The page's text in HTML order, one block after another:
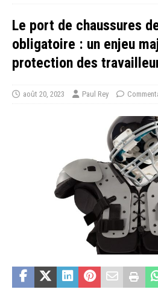
Le port de chaussures
obligatoire : un enjeu
protection des
août 20, 2023 Paul Rey